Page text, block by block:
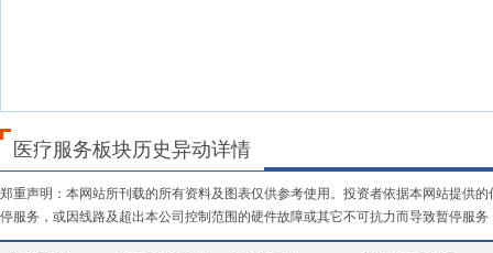
医疗服务板块历史异动详情
郑重声明：本网站所刊载的所有资料及图表仅供参考使用。投资者依据本网站提供
停服务，或因线路及超出本公司控制范围的硬件故障或其它不可抗力而导致暂停服